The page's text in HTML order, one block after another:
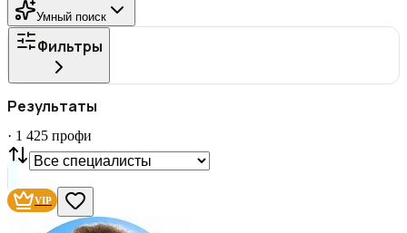
Умный поиск
Фильтры
Все
СТАТУС
VIP С фото
1 425 профи
Сбросить
Результаты
· 1 425 профи
VIP